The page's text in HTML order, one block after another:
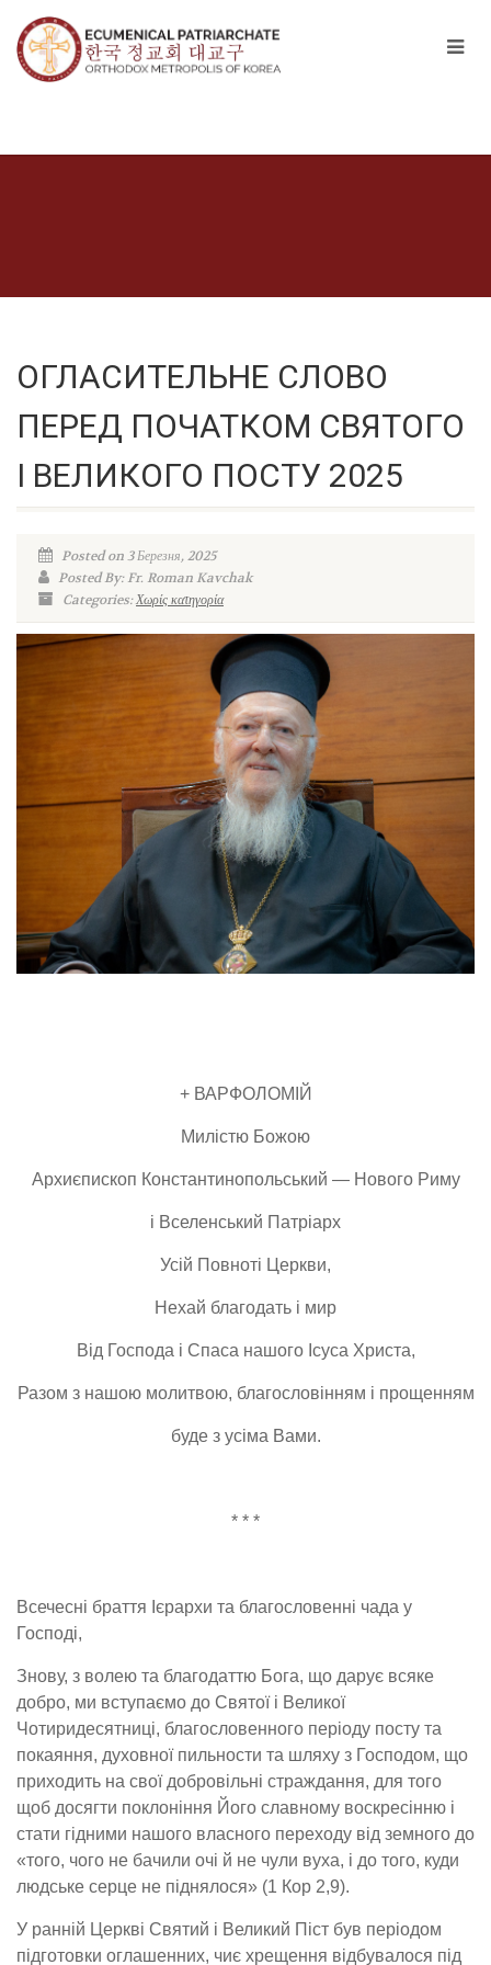
ОГЛАСИТЕЛЬНЕ СЛОВО
ПЕРЕД ПОЧАТКОМ СВЯТОГО
І ВЕЛИКОГО ПОСТУ 2025
Posted on 3 Березня, 2025
Posted By: Fr. Roman Kavchak
Categories:Χωρίς κατηγορία
+ ВАРФОЛОМІЙ
Милістю Божою
Архиєпископ Константинопольський — Нового Риму
і Вселенський Патріарх
Усій Повноті Церкви,
Нехай благодать і мир
Від Господа і Спаса нашого Ісуса Христа,
Разом з нашою молитвою, благословінням і прощенням
буде з усіма Вами.
* * *
Всечесні браття Ієрархи та благословенні чада у
Господі,
Знову, з волею та благодаттю Бога, що дарує всяке
добро, ми вступаємо до Святої і Великої
Чотиридесятниці, благословенного періоду посту та
покаяння, духовної пильности та шляху з Господом, що
приходить на свої добровільні страждання, для того
щоб досягти поклоніння Його славному воскресінню і
стати гідними нашого власного переходу від земного до
«того, чого не бачили очі й не чули вуха, і до того, куди
людське серце не піднялося» (1 Кор 2,9).
У ранній Церкві Святий і Великий П іст був періодом
підготовки оглашенних, чиє хрещення відбувалося під